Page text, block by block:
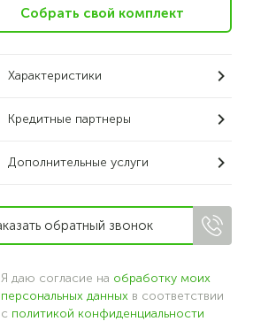
Собрать свой комплект
Характеристики
Кредитные партнеры
Дополнительные услуги
Я даю согласие на обработку моих
персональных данных в соответствии
с политикой конфиденциальности